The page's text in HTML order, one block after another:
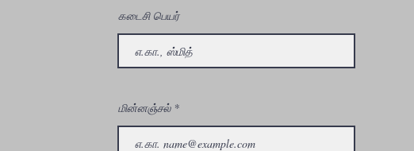
கடைசி பெயர்
மின்னஞ்சல்